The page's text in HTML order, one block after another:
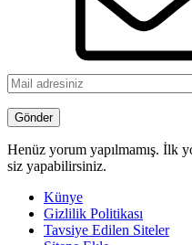
Henüz yorum yapılmamış. İlk
siz yapabilirsiniz.
Künye
Gizlilik Politikası
Tavsiye Edilen Siteler